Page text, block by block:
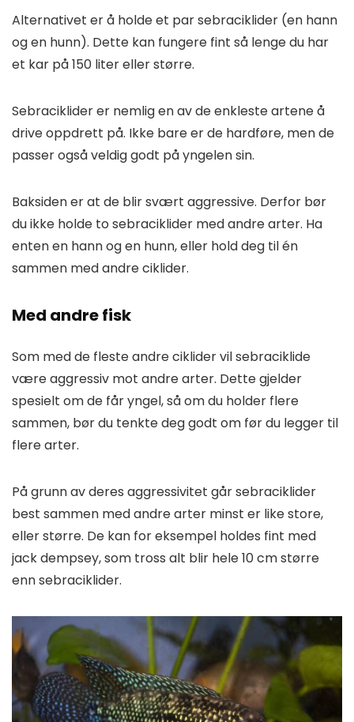
Alternativet er å holde et par sebraciklider (en hann
og en hunn). Dette kan fungere fint så lenge du har
et kar på 150 liter eller større.
Sebraciklider er nemlig en av de enkleste artene å
drive oppdrett på. Ikke bare er de hardføre, men de
passer også veldig godt på yngelen sin.
Baksiden er at de blir svært aggressive. Derfor bør
du ikke holde to sebraciklider med andre arter. Ha
enten en hann og en hunn, eller hold deg til én
sammen med andre ciklider.
Med andre fisk
Som med de fleste andre ciklider vil sebraciklide
være aggressiv mot andre arter. Dette gjelder
spesielt om de får yngel, så om du holder flere
sammen, bør du tenkte deg godt om før du legger til
flere arter.
På grunn av deres aggressivitet går sebraciklider
best sammen med andre arter minst er like store,
eller større. De kan for eksempel holdes fint med
jack dempsey, som tross alt blir hele 10 cm større
enn sebraciklider.